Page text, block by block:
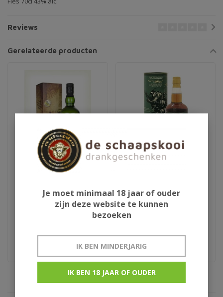
Reviews
Gerelateerde producten
Limited Edition Limited
Je moet minimaal 18 jaar of ouder
zijn deze website te kunnen
bezoeken
IK BEN MINDERJARIG
IK BEN 18 JAAR OF OUDER